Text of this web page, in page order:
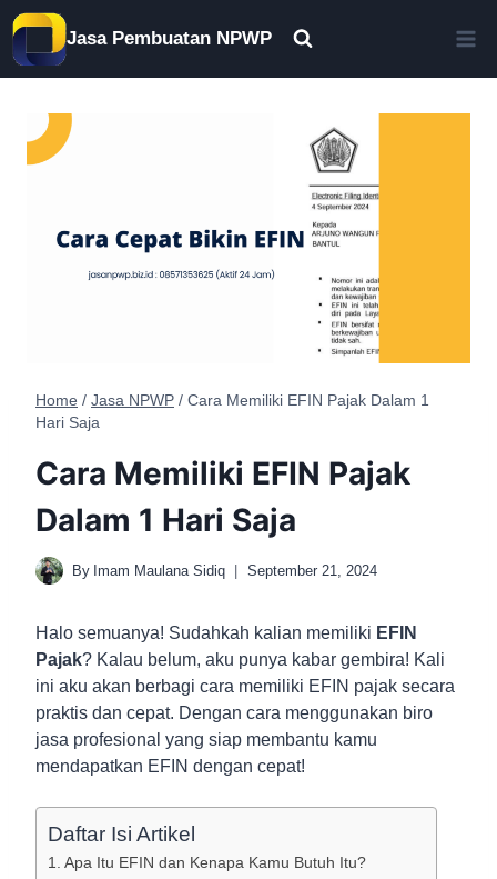
Skip
to
content
Jasa Pembuatan NPWP
Home / Jasa NPWP / Cara Memiliki EFIN Pajak Dalam 1
Hari Saja
Cara Memiliki EFIN Pajak
Dalam 1 Hari Saja
By Imam Maulana Sidiq September 21, 2024
Halo semuanya! Sudahkah kalian memiliki EFIN
Pajak? Kalau belum, aku punya kabar gembira! Kali
ini aku akan berbagi cara memiliki EFIN pajak secara
praktis dan cepat. Dengan cara menggunakan biro
jasa profesional yang siap membantu kamu
mendapatkan EFIN dengan cepat!
Daftar Isi Artikel
Apa Itu EFIN dan Kenapa Kamu Butuh Itu?